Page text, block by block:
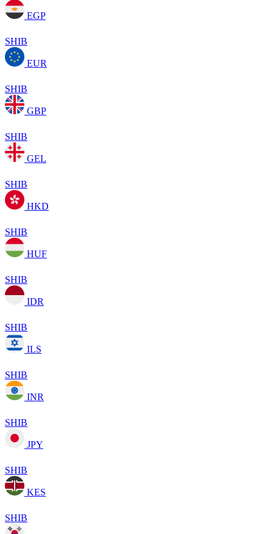
EGP
SHIB
EUR
SHIB
GBP
SHIB
GEL
SHIB
HKD
SHIB
HUF
SHIB
IDR
SHIB
ILS
SHIB
INR
SHIB
JPY
SHIB
KES
SHIB